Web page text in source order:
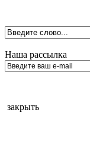
Наша рассылка
закрыть